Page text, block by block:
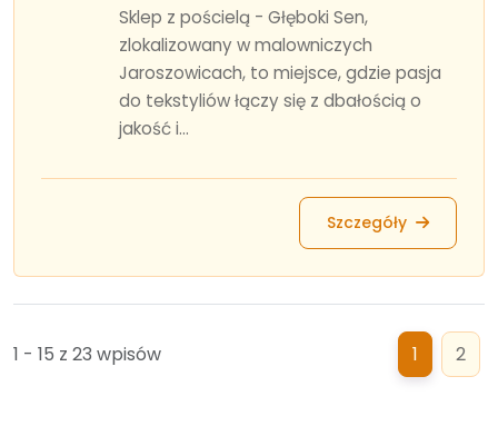
Sklep z pościelą - Głęboki Sen,
zlokalizowany w malowniczych
Jaroszowicach, to miejsce, gdzie pasja
do tekstyliów łączy się z dbałością o
jakość i...
Szczegóły
1 - 15 z 23 wpisów 1 2